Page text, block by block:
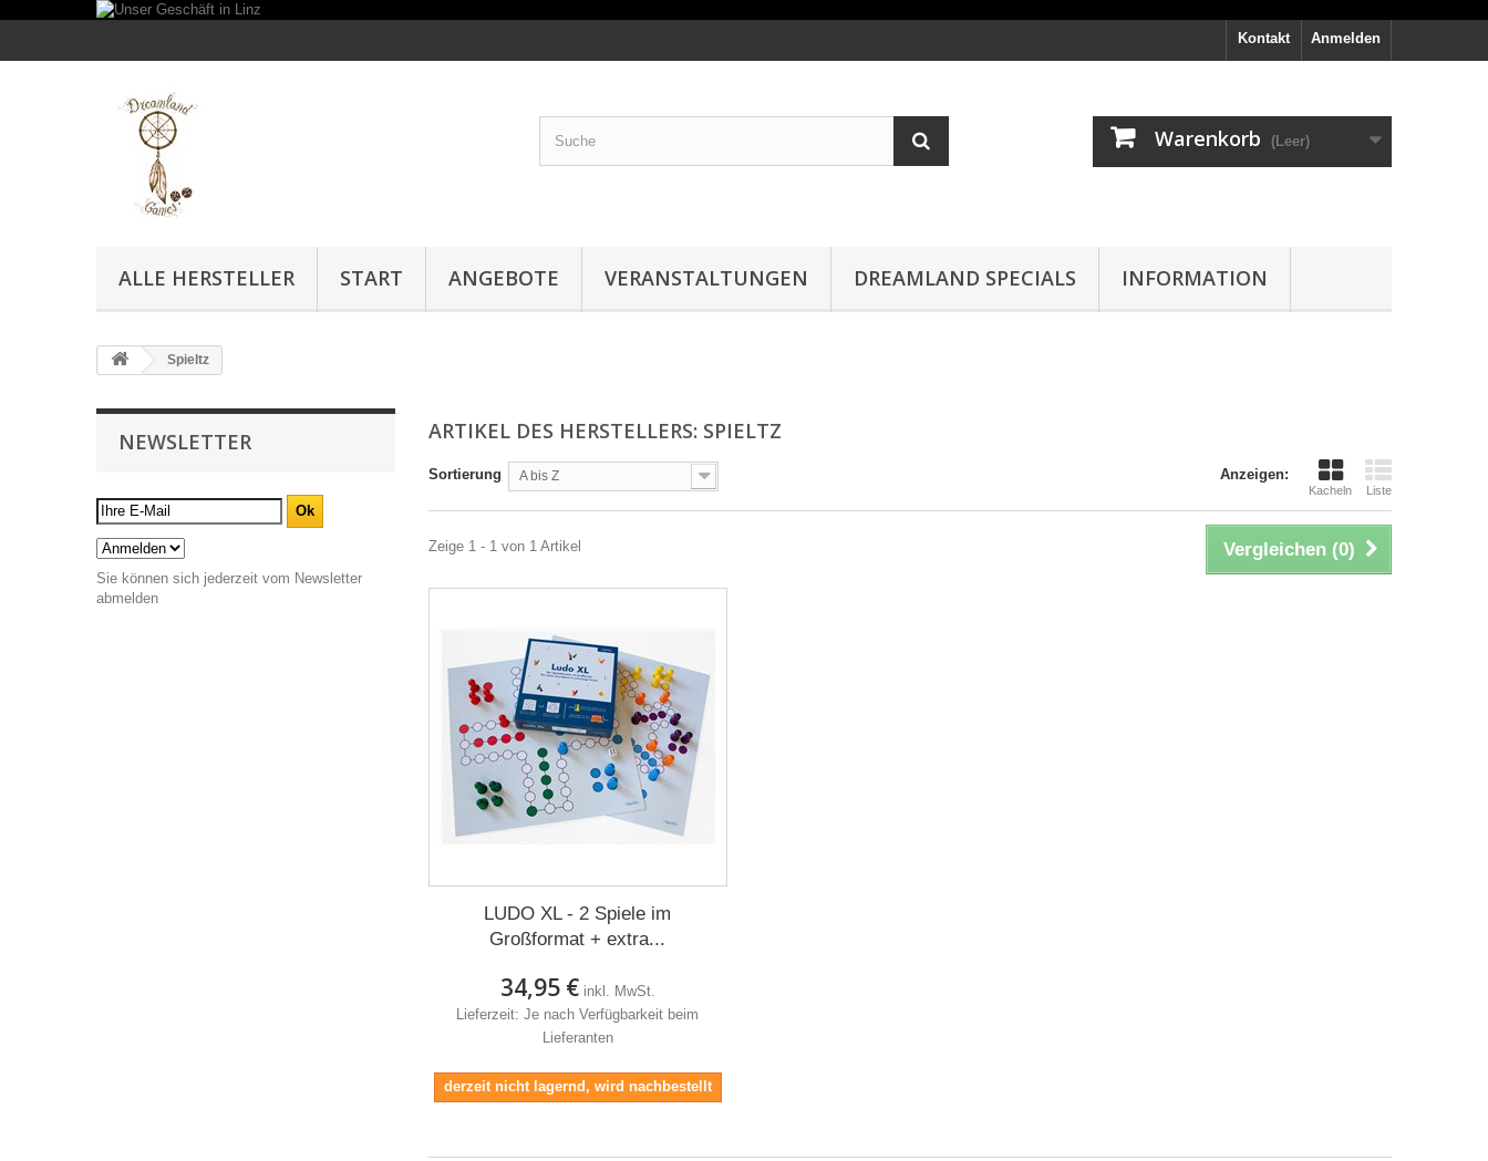
Anmelden
Kontakt
Warenkorb (Leer)
ALLE HERSTELLER START ANGEBOTE VERANSTALTUNGEN DREAMLAND SPECIALS INFORMATION
Spieltz
NEWSLETTER
Sie können sich jederzeit vom Newsletter
abmelden
ARTIKEL DES HERSTELLERS: SPIELTZ
Anzeigen:
Kacheln Liste
Sortierung A bis Z
Vergleichen (0)
Zeige 1 - 1 von 1 Artikel
LUDO XL - 2 Spiele im
Großformat + extra...
34,95 € inkl. MwSt.
Lieferzeit: Je nach Verfügbarkeit beim
Lieferanten
derzeit nicht lagernd, wird nachbestellt